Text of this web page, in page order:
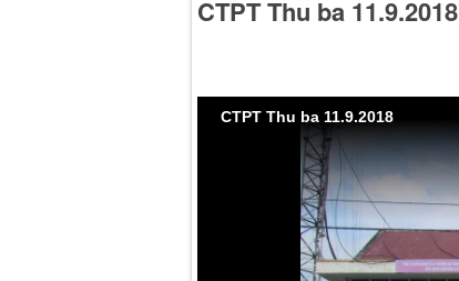
CTPT Thu ba 11.9.2018
CTPT Thu ba 11.9.2018